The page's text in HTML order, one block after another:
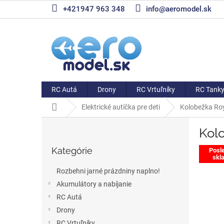
+421947 963 348 info@aeromodel.sk
RC Autá Drony RC Vrtuľníky RC Tanky
DomovElektrické autíčka pre deti Kolobežka
kategórie
Kategórie
Rozbehni jarné prázdniny naplno!
Akumulátory a nabíjanie
RC Autá
Drony